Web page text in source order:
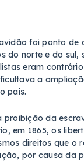
foi ponto de
do norte e do sul,
eram
a
país.
proibição da
em 1865, os
direitos que o
por causa da